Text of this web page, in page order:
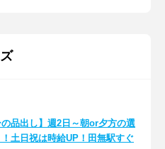
の品出し】週2日～朝or夕方の選
土日祝は時給UP！田無駅すぐ